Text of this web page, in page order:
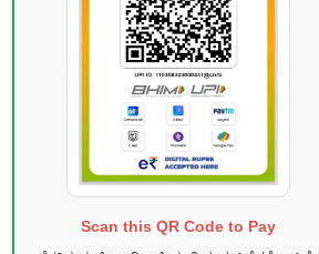
Scan this QR Code to Pay